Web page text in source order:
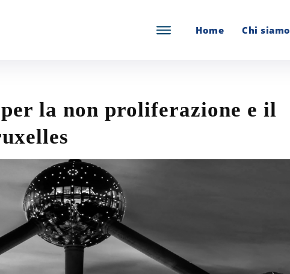
Home Chi siamo
la non proliferazione e il